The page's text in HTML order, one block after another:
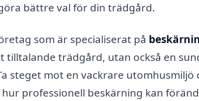
bättre val för din trädgård.
som är specialiserat på
tilltalande trädgård, utan också en
steget mot en vackrare utomhusmiljö
professionell beskärning kan